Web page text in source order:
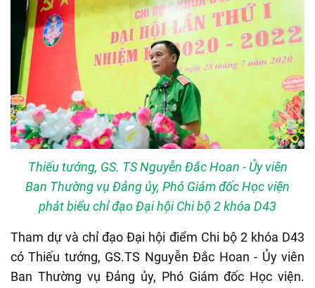
Thiếu tướng, GS. TS Nguyễn Đắc Hoan - Ủy viên
Ban Thường vụ Đảng ủy, Phó Giám đốc Học viện
phát biểu chỉ đạo Đại hội Chi bộ 2 khóa D43
Tham dự và chỉ đạo Đại hội điểm Chi bộ 2 khóa D43
có Thiếu tướng, GS.TS Nguyễn Đắc Hoan - Ủy viên
Ban Thường vụ Đảng ủy, Phó Giám đốc Học viện.